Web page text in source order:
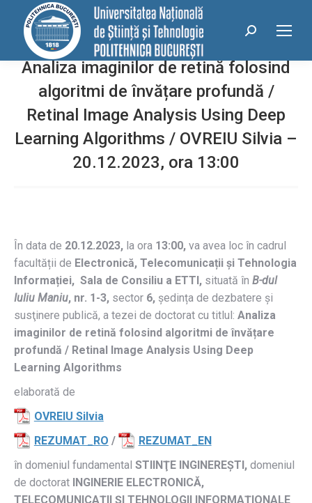
conținut
Search:
Analiza imaginilor de retină folosind
algoritmi de învățare profundă /
Retinal Image Analysis Using Deep
Learning Algorithms / OVREIU Silvia –
20.12.2023, ora 13:00
În data de 20.12.2023, la ora 13:00, va avea loc în cadrul
facultății de Electronică, Telecomunicații și Tehnologia
Informației, Sala de Consiliu a ETTI, situată în B-dul
Iuliu Maniu, nr. 1-3, sector 6, ședința de dezbatere și
susţinere publică, a tezei de doctorat cu titlul: Analiza
imaginilor de retină folosind algoritmi de învățare
profundă / Retinal Image Analysis Using Deep
Learning Algorithms
elaborată de
OVREIU Silvia
REZUMAT_RO /
REZUMAT_EN
în domeniul fundamental STIINŢE INGINEREȘTI, domeniul
de doctorat INGINERIE ELECTRONICĂ,
TELECOMUNICAȚII ȘI TEHNOLOGII INFORMAȚIONALE